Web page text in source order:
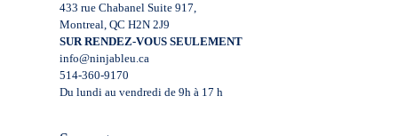
433 rue Chabanel Suite 917,
Montreal, QC H2N 2J9
SUR RENDEZ-VOUS SEULEMENT
info@ninjableu.ca
514-360-9170
Du lundi au vendredi de 9h à 17 h